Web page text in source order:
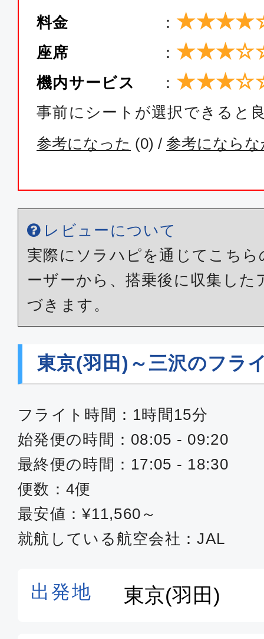
料金 ：
座席 ：
機内サービス ：
事前にシートが選択できると
参考になった (0) / 参考になら
レビューについて
実際にソラハピを通じてこち
ーザーから、搭乗後に収集した
づきます。
東京(羽田)～三沢のフラ
フライト時間：1時間15分
始発便の時間：08:05 - 09:20
最終便の時間：17:05 - 18:30
便数：4便
最安値：¥11,560～
就航している航空会社：JAL